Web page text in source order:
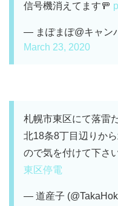
信号機消えてます🚥
— まぽまぽ@キャン
March 23, 2020
札幌市東区にて落雷
北18条8丁目辺りか
ので気を付けて下さ
東区停電
— 道産子